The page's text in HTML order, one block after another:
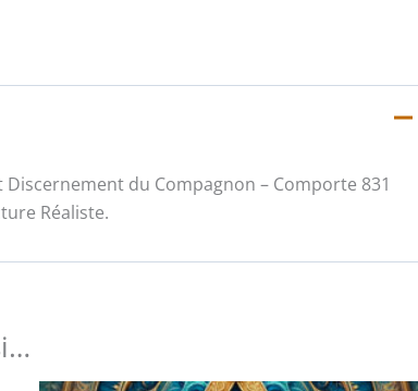
Discernement du Compagnon – Comporte 831
Réaliste.